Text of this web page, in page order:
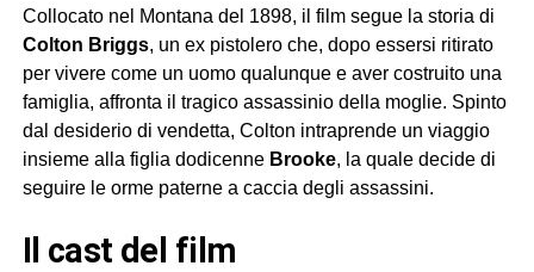
Collocato nel Montana del 1898, il film segue la storia di
Colton Briggs, un ex pistolero che, dopo essersi ritirato
per vivere come un uomo qualunque e aver costruito una
famiglia, affronta il tragico assassinio della moglie. Spinto
dal desiderio di vendetta, Colton intraprende un viaggio
insieme alla figlia dodicenne Brooke, la quale decide di
seguire le orme paterne a caccia degli assassini.
il cast del film